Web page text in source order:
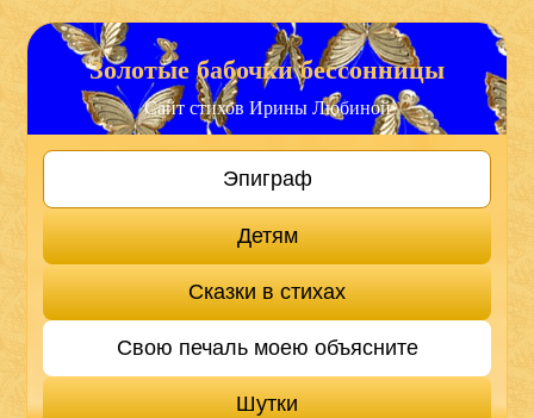
Золотые бабочки бессонницы
Сайт стихов Ирины Любиной
Эпиграф
Детям
Сказки в стихах
Свою печаль моею объясните
Шутки